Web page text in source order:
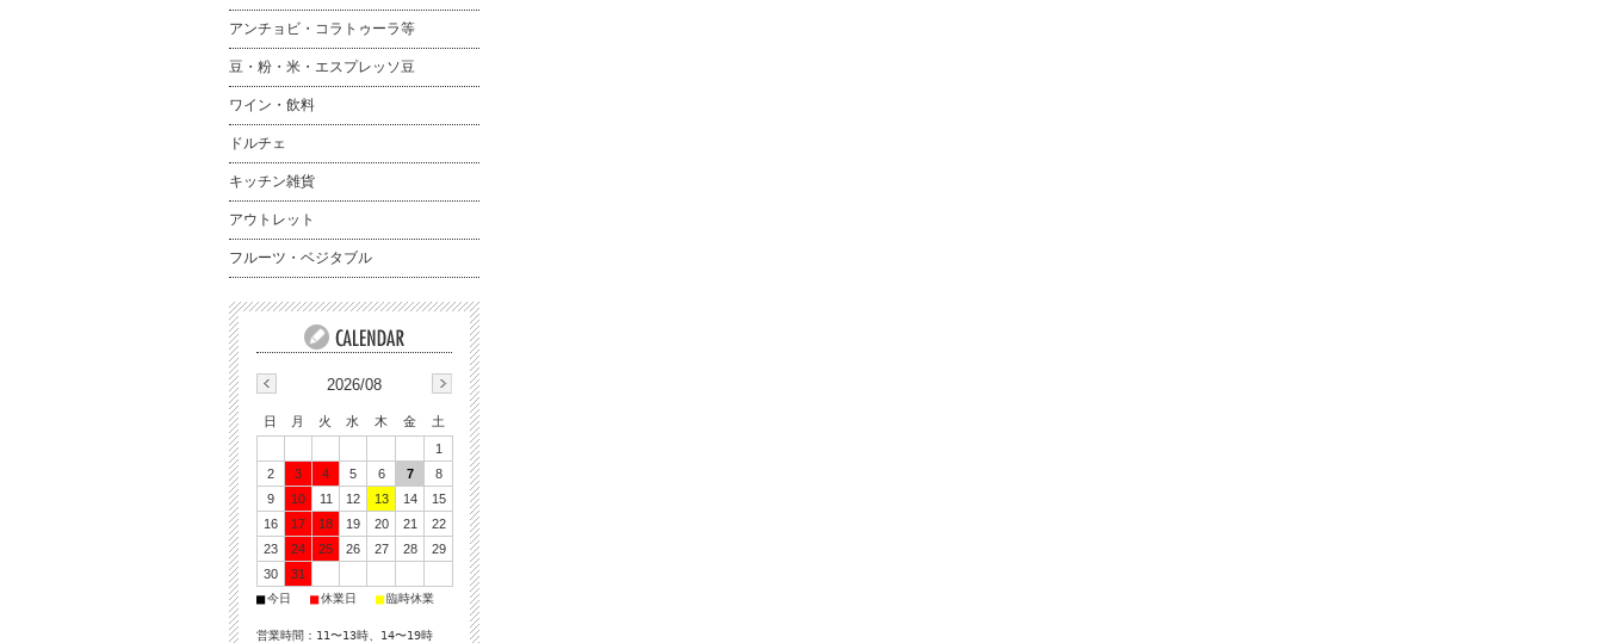
アンチョビ・コラトゥーラ等
豆・粉・米・エスプレッソ豆
ワイン・飲料
ドルチェ
キッチン雑貨
アウトレット
フルーツ・ベジタブル
2026/08
日 月 火 水 木 金
土
1
2
3 4 5 6 7
8
9
10 11 12 13 14
15
16
17 18 19 20 21
22
23
24 25 26 27 28
29
30
31
■今日 ■休業日 ■臨時休業
営業時間：11〜13時、14〜19時